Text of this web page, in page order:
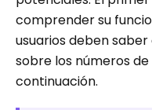
comprender su
usuarios deben
sobre los números
continuación.